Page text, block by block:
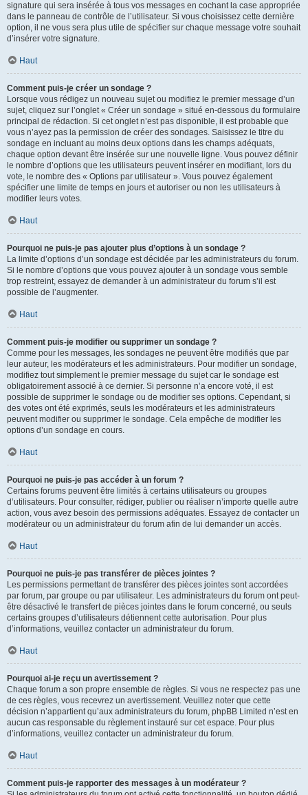
signature qui sera insérée à tous vos messages en cochant la case appropriée
dans le panneau de contrôle de l’utilisateur. Si vous choisissez cette dernière
option, il ne vous sera plus utile de spécifier sur chaque message votre souhait
d’insérer votre signature.
Haut
Comment puis-je créer un sondage ?
Lorsque vous rédigez un nouveau sujet ou modifiez le premier message d’un
sujet, cliquez sur l’onglet « Créer un sondage » situé en-dessous du formulaire
principal de rédaction. Si cet onglet n’est pas disponible, il est probable que
vous n’ayez pas la permission de créer des sondages. Saisissez le titre du
sondage en incluant au moins deux options dans les champs adéquats,
chaque option devant être insérée sur une nouvelle ligne. Vous pouvez définir
le nombre d’options que les utilisateurs peuvent insérer en modifiant, lors du
vote, le nombre des « Options par utilisateur ». Vous pouvez également
spécifier une limite de temps en jours et autoriser ou non les utilisateurs à
modifier leurs votes.
Haut
Pourquoi ne puis-je pas ajouter plus d’options à un sondage ?
La limite d’options d’un sondage est décidée par les administrateurs du forum.
Si le nombre d’options que vous pouvez ajouter à un sondage vous semble
trop restreint, essayez de demander à un administrateur du forum s’il est
possible de l’augmenter.
Haut
Comment puis-je modifier ou supprimer un sondage ?
Comme pour les messages, les sondages ne peuvent être modifiés que par
leur auteur, les modérateurs et les administrateurs. Pour modifier un sondage,
modifiez tout simplement le premier message du sujet car le sondage est
obligatoirement associé à ce dernier. Si personne n’a encore voté, il est
possible de supprimer le sondage ou de modifier ses options. Cependant, si
des votes ont été exprimés, seuls les modérateurs et les administrateurs
peuvent modifier ou supprimer le sondage. Cela empêche de modifier les
options d’un sondage en cours.
Haut
Pourquoi ne puis-je pas accéder à un forum ?
Certains forums peuvent être limités à certains utilisateurs ou groupes
d’utilisateurs. Pour consulter, rédiger, publier ou réaliser n’importe quelle autre
action, vous avez besoin des permissions adéquates. Essayez de contacter un
modérateur ou un administrateur du forum afin de lui demander un accès.
Haut
Pourquoi ne puis-je pas transférer de pièces jointes ?
Les permissions permettant de transférer des pièces jointes sont accordées
par forum, par groupe ou par utilisateur. Les administrateurs du forum ont peut-
être désactivé le transfert de pièces jointes dans le forum concerné, ou seuls
certains groupes d’utilisateurs détiennent cette autorisation. Pour plus
d’informations, veuillez contacter un administrateur du forum.
Haut
Pourquoi ai-je reçu un avertissement ?
Chaque forum a son propre ensemble de règles. Si vous ne respectez pas une
de ces règles, vous recevrez un avertissement. Veuillez noter que cette
décision n’appartient qu’aux administrateurs du forum, phpBB Limited n’est en
aucun cas responsable du règlement instauré sur cet espace. Pour plus
d’informations, veuillez contacter un administrateur du forum.
Haut
Comment puis-je rapporter des messages à un modérateur ?